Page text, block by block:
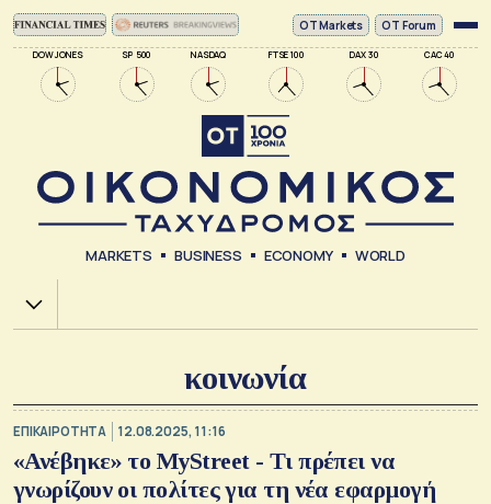
DOW JONES SP 500 NASDAQ FTSE 100 DAX 30 CAC 40
ΟΤ Markets OT Forum
MARKETS BUSINESS ECONOMY WORLD
Χ.Α.
κοινωνία
ΕΠΙΚΑΙΡΟΤΗΤΑ 12.08.2025, 11:16
«Ανέβηκε» το MyStreet - Τι πρέπει να
γνωρίζουν οι πολίτες για τη νέα εφαρμογή